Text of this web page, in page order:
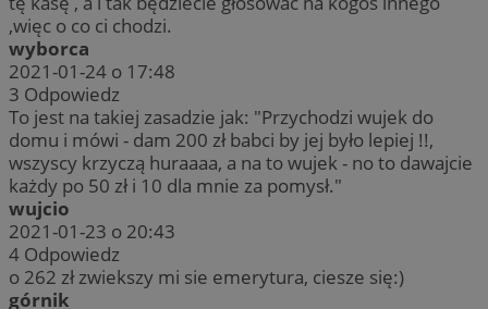
,więc o co ci chodzi.
wyborca
2021-01-24 o 17:48
3 Odpowiedz
To jest na takiej zasadzie jak: "Przychodzi wujek do
domu i mówi - dam 200 zł babci by jej było lepiej !!,
wszyscy krzyczą huraaaa, a na to wujek - no to dawajcie
każdy po 50 zł i 10 dla mnie za pomysł."
wujcio
2021-01-23 o 20:43
4 Odpowiedz
o 262 zł zwiekszy mi sie emerytura, ciesze się:)
górnik